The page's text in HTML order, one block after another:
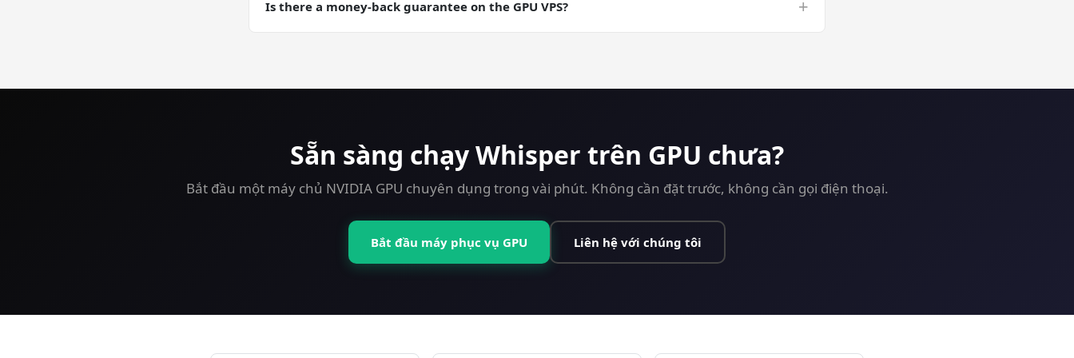
Is there a money-back guarantee on the GPU VPS? +
Sẵn sàng chạy Whisper trên GPU chưa?
Bắt đầu một máy chủ NVIDIA GPU chuyên dụng trong vài phút. Không cần đặt trước, không cần gọi điện thoại.
Bắt đầu máy phục vụ GPU Liên hệ với chúng tôi